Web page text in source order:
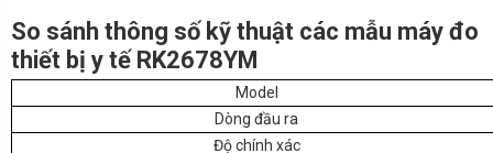
So sánh thông số kỹ thuật các mẫu máy đo
thiết bị y tế RK2678YM
Model
Dòng đầu ra
Độ chính xác